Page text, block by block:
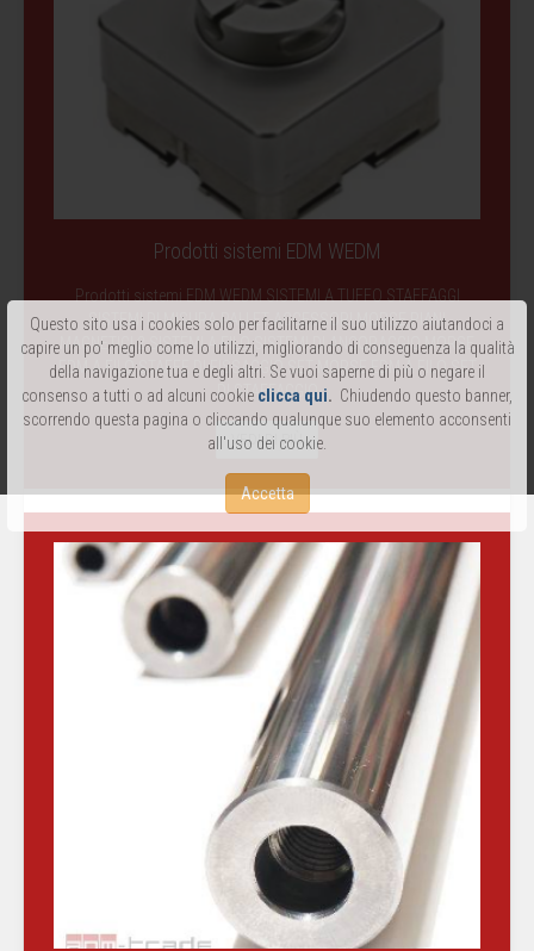
Questo sito usa i cookies solo per facilitarne il suo utilizzo aiutandoci a
capire un po' meglio come lo utilizzi, migliorando di conseguenza la qualità
della navigazione tua e degli altri. Se vuoi saperne di più o negare il
consenso a tutti o ad alcuni cookie clicca qui. Chiudendo questo banner,
scorrendo questa pagina o cliccando qualunque suo elemento acconsenti
all'uso dei cookie.
Accetta
Prodotti sistemi EDM WEDM
Prodotti sistemi EDM WEDM SISTEMI A TUFFO STAFFAGGI
SISTEMI DI MISURA PALLET ACCESSORI MORSE PIANI
MAGNETICI 2 SISTEMI A FILO SISTEMI DI ANCORAGGIO MORSE
EDM A FILO STAFFE DI FISSAGGIO SET MORSE EDM A FILO SET
DI STAFFAGGIO
VEDI DI PIÙ